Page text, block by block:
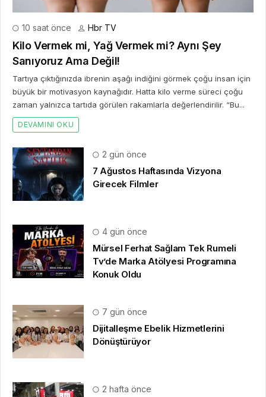
10 saat önce Hbr TV
Kilo Vermek mi, Yağ Vermek mi? Aynı Şey
Sanıyoruz Ama Değil!
Tartıya çıktığınızda ibrenin aşağı indiğini görmek çoğu insan için
büyük bir motivasyon kaynağıdır. Hatta kilo verme süreci çoğu
zaman yalnızca tartıda görülen rakamlarla değerlendirilir. “Bu...
DEVAMINI OKU
2 gün önce
7 Ağustos Haftasında Vizyona
Girecek Filmler
4 gün önce
Mürsel Ferhat Sağlam Tek Rumeli
Tv’de Marka Atölyesi Programına
Konuk Oldu
7 gün önce
Dijitalleşme Ebelik Hizmetlerini
Dönüştürüyor
2 hafta önce